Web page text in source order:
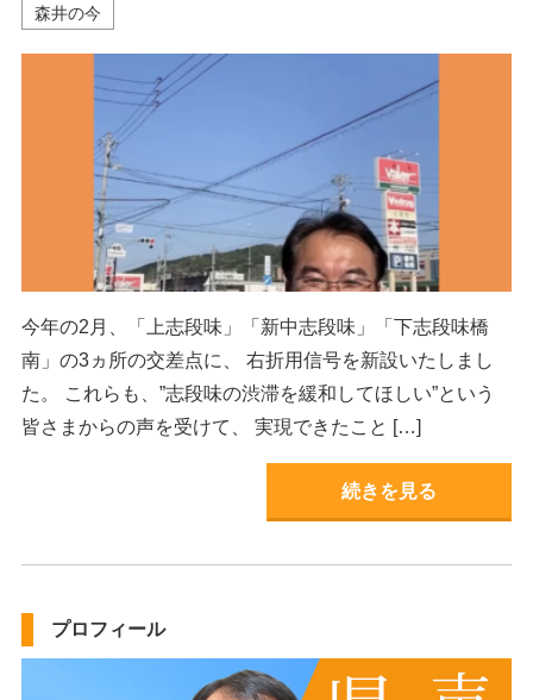
森井の今
今年の2月、「上志段味」「新中志段味」「下志段味橋
南」の3ヵ所の交差点に、 右折用信号を新設いたしまし
た。 これらも、”志段味の渋滞を緩和してほしい”という
皆さまからの声を受けて、 実現できたこと […]
続きを見る
プロフィール